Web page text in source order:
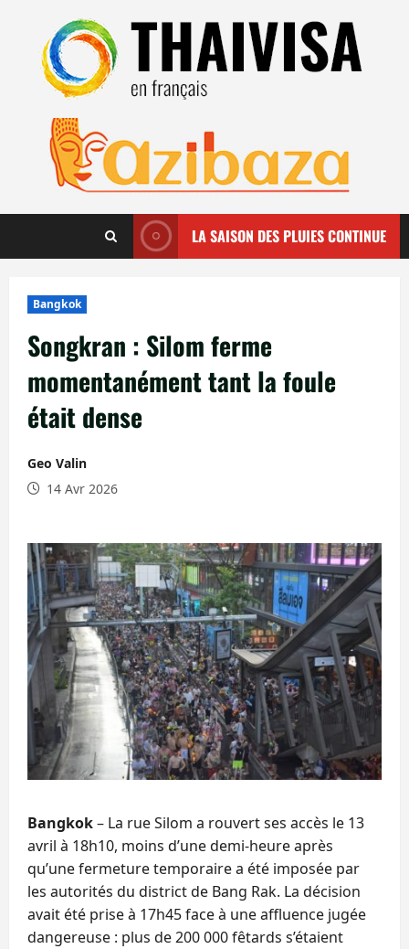
contenu
LA SAISON DES PLUIES CONTINUE
Bangkok
Songkran : Silom ferme
momentanément tant la foule
était dense
Geo Valin
14 Avr 2026
Bangkok– La rue Silom a rouvert ses accès le 13
avril à 18h10, moins d’une demi-heure après
qu’une fermeture temporaire a été imposée par
les autorités du district de Bang Rak. La décision
avait été prise à 17h45 face à une affluence jugée
dangereuse : plus de 200 000 fêtards s’étaient